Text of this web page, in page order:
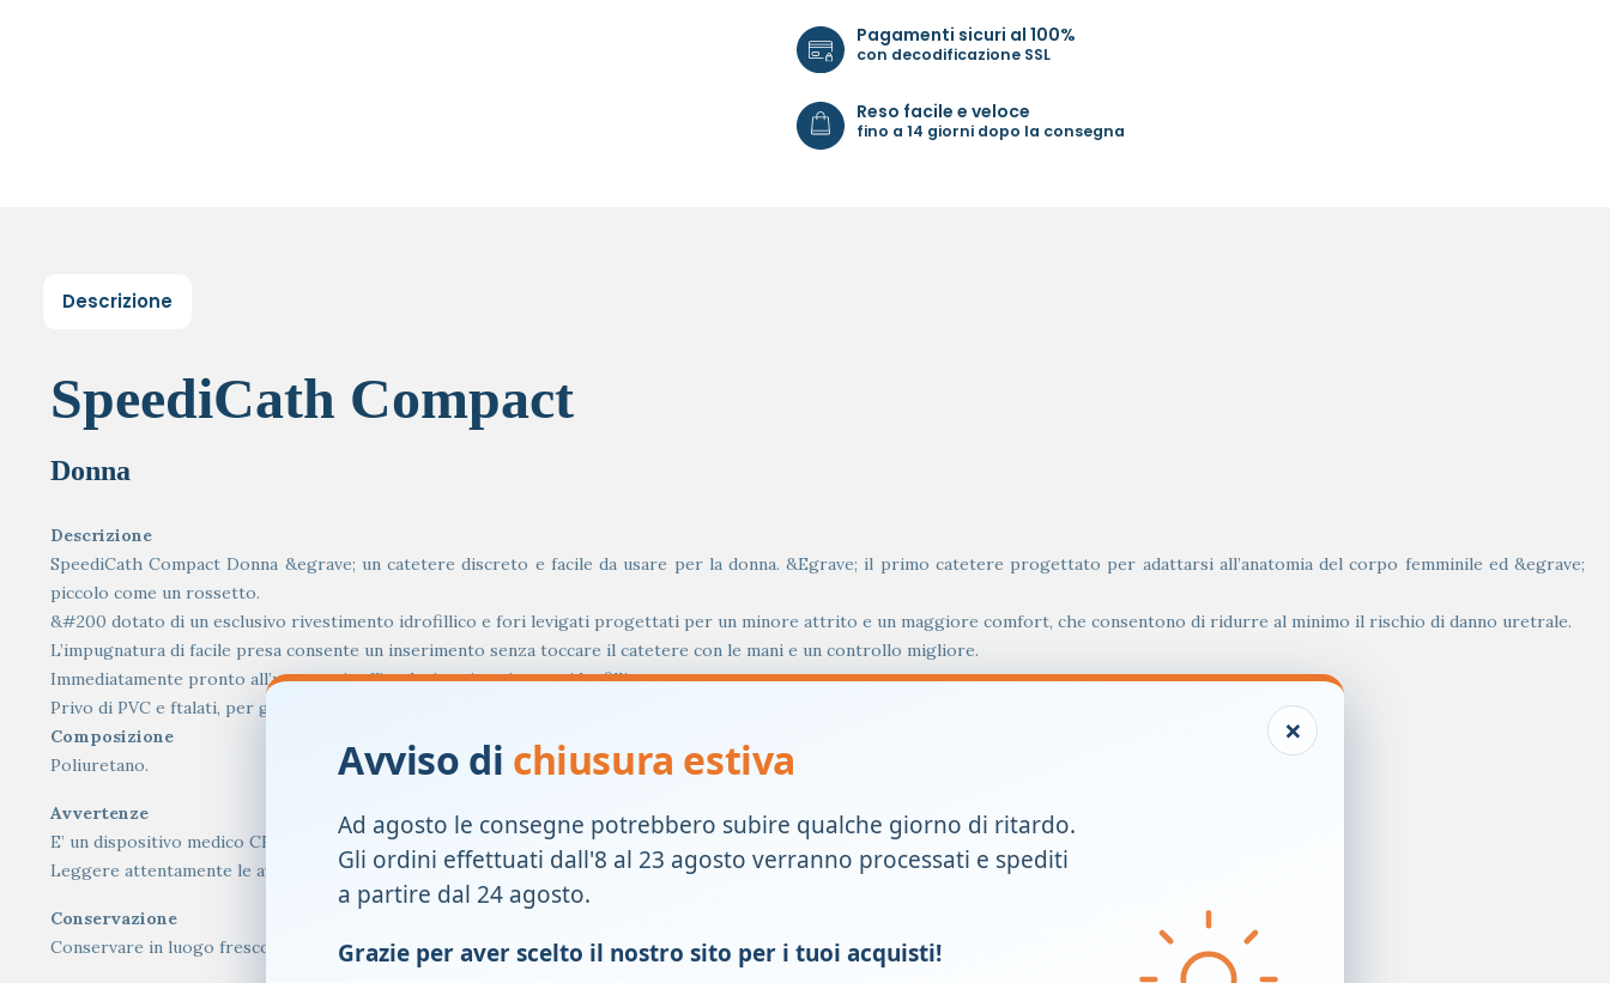
Pagamenti sicuri al 100%
con decodificazione SSL
Reso facile e veloce
fino a 14 giorni dopo la consegna
Descrizione
SpeediCath Compact
Donna
Descrizione
SpeediCath Compact Donna &egrave; un catetere discreto e facile da usare per la donna. &Egrave; il primo catetere progettato per adattarsi all’anatomia del corpo femminile ed &egrave;
piccolo come un rossetto.
&#200 dotato di un esclusivo rivestimento idrofillico e fori levigati progettati per un minore attrito e un maggiore comfort, che consentono di ridurre al minimo il rischio di danno uretrale.
L’impugnatura di facile presa consente un inserimento senza toccare il catetere con le mani e un controllo migliore.
Immediatamente pronto all’uso grazie all’esclusivo rivestimento idrofillico.
Privo di PVC e ftalati, per garantire una protezione totale della salute e ridurre al minimo l’impatto ambientale.
Composizione
Poliuretano.
Avvertenze
E’ un dispositivo medico CE.
Leggere attentamente le avvertenze o le istruzioni per l’uso.
Conservazione
Conservare in luogo fresco ed asciutto, lontano da fonti di calore.
×
Avviso di chiusura estiva
Ad agosto le consegne potrebbero subire qualche giorno di ritardo.
Gli ordini effettuati dall'8 al 23 agosto verranno processati e spediti
a partire dal 24 agosto.
Grazie per aver scelto il nostro sito per i tuoi acquisti!